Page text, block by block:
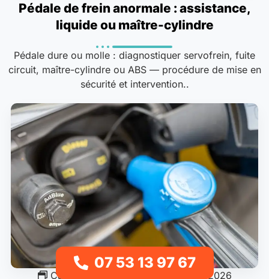
Pédale de frein anormale : assistance,
liquide ou maître-cylindre
Pédale dure ou molle : diagnostiquer servofrein, fuite
circuit, maître-cylindre ou ABS — procédure de mise en
sécurité et intervention..
Carburant & motorisation 20/07/2026
07 53 13 97 67